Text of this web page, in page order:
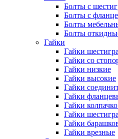
Болты с
Болты с
Болты
Болты
Гайки
Гайки
Гайки со
Гайки низкие
Гайки высокие
Гайки
Гайки
Гайки
Гайки
Гайки
Гайки врезные